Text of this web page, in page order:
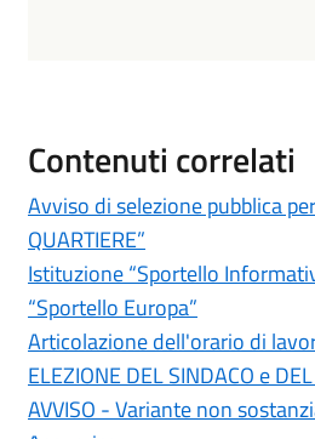
Contenuti correlati
Avviso di selezione pubblica
QUARTIERE”
Istituzione “Sportello
“Sportello Europa”
Articolazione dell'orario di
ELEZIONE DEL SINDACO e
AVVISO - Variante non